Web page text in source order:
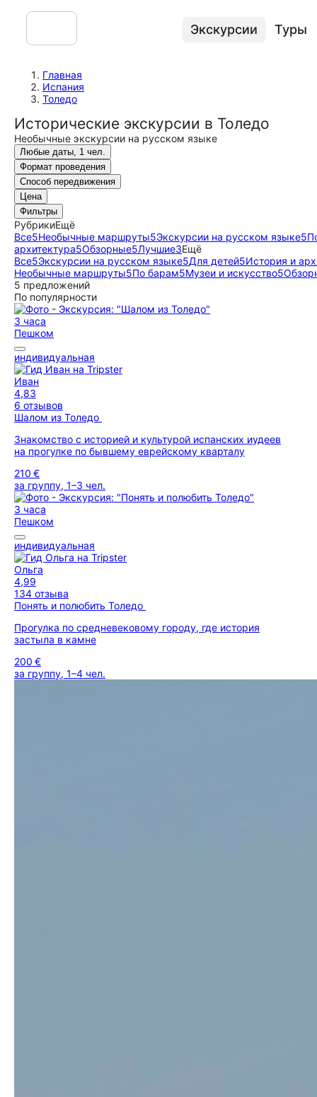
Экскурсии Туры
Главная
Испания
Толедо
Исторические экскурсии в Толедо
Необычные экскурсии на русском языке
Любые даты, 1 чел.
Формат проведения
Способ передвижения
Цена
Фильтры
РубрикиЕщё
Все5Необычные маршруты5Экскурсии на русском языке5
архитектура5Обзорные5Лучшие3Ещё
Все5Экскурсии на русском языке5Для детей5История и
Необычные маршруты5По барам5Музеи и искусство5
5 предложений
По популярности
3 часа
Пешком
индивидуальная
Иван
4,83
6 отзывов
Шалом из Толедо
Знакомство с историей и культурой испанских иудеев
на прогулке по бывшему еврейскому кварталу
210 €
за группу, 1–3 чел.
3 часа
Пешком
индивидуальная
Ольга
4,99
134 отзыва
Понять и полюбить Толедо
Прогулка по средневековому городу, где история
застыла в камне
200 €
за группу, 1–4 чел.